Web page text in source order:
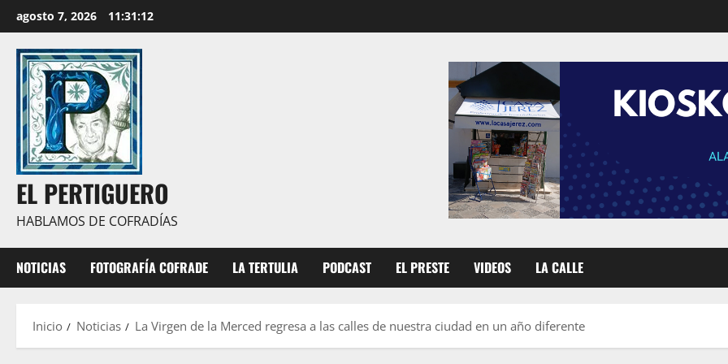
al
contenido
agosto 7, 2026 11:31:13
EL PERTIGUERO
HABLAMOS DE COFRADÍAS
NOTICIAS FOTOGRAFÍA COFRADE LA TERTULIA PODCAST EL PRESTE VIDEOS LA CALLE
Inicio Noticias La Virgen de la Merced regresa a las calles de nuestra ciudad en un año diferente